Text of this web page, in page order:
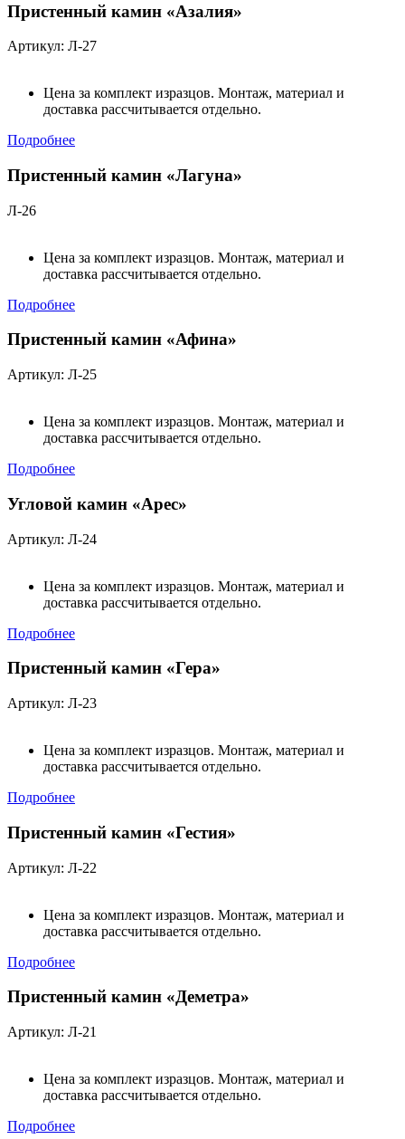
Пристенный камин «Азалия»
Артикул: Л-27
Цена за комплект изразцов. Монтаж, материал и
доставка рассчитывается отдельно.
Подробнее
Пристенный камин «Лагуна»
Л-26
Цена за комплект изразцов. Монтаж, материал и
доставка рассчитывается отдельно.
Подробнее
Пристенный камин «Афина»
Артикул: Л-25
Цена за комплект изразцов. Монтаж, материал и
доставка рассчитывается отдельно.
Подробнее
Угловой камин «Арес»
Артикул: Л-24
Цена за комплект изразцов. Монтаж, материал и
доставка рассчитывается отдельно.
Подробнее
Пристенный камин «Гера»
Артикул: Л-23
Цена за комплект изразцов. Монтаж, материал и
доставка рассчитывается отдельно.
Подробнее
Пристенный камин «Гестия»
Артикул: Л-22
Цена за комплект изразцов. Монтаж, материал и
доставка рассчитывается отдельно.
Подробнее
Пристенный камин «Деметра»
Артикул: Л-21
Цена за комплект изразцов. Монтаж, материал и
доставка рассчитывается отдельно.
Подробнее